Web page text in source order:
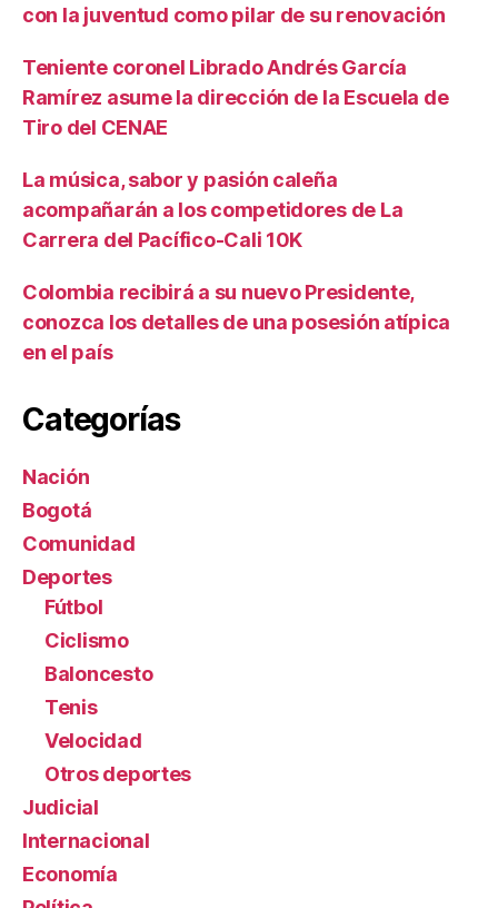
con la juventud como pilar de su renovación
Teniente coronel Librado Andrés García
Ramírez asume la dirección de la Escuela de
Tiro del CENAE
La música, sabor y pasión caleña
acompañarán a los competidores de La
Carrera del Pacífico-Cali 10K
Colombia recibirá a su nuevo Presidente,
conozca los detalles de una posesión atípica
en el país
Categorías
Nación
Bogotá
Comunidad
Deportes
Fútbol
Ciclismo
Baloncesto
Tenis
Velocidad
Otros deportes
Judicial
Internacional
Economía